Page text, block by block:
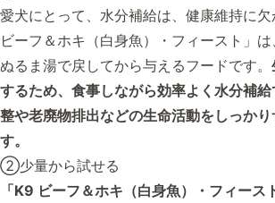
愛犬にとって、水分補給は、健康維持に
ビーフ＆ホキ（白身魚）・フィースト」
ぬるま湯で戻してから与えるフードです。
するため、食事しながら効率よく水分補
整や老廃物排出などの生命活動をしっか
す。
②少量から試せる
「K9 ビーフ＆ホキ（白身魚）・フィース